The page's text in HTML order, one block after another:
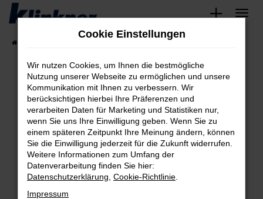
Zum
springen
Fehler: Network Error
Beim Laden ist ein Fehler aufgetreten.
Hier sind ein paar Tipps, die dir helfen können:
Überprüfe deine Firewall und deine
Internetverbindung.
Laden andere Webseiten, zum Beispiel deine
Suchmaschine?
Cookie Einstellungen
Wir nutzen Cookies, um Ihnen die bestmögliche
Nutzung unserer Webseite zu ermöglichen und unsere
Kommunikation mit Ihnen zu verbessern. Wir
berücksichtigen hierbei Ihre Präferenzen und
verarbeiten Daten für Marketing und Statistiken nur,
wenn Sie uns Ihre Einwilligung geben. Wenn Sie zu
einem späteren Zeitpunkt Ihre Meinung ändern, können
Sie die Einwilligung jederzeit für die Zukunft widerrufen.
Weitere Informationen zum Umfang der
Datenverarbeitung finden Sie hier:
Datenschutzerklärung Cookie-Richtlinie
Impressum